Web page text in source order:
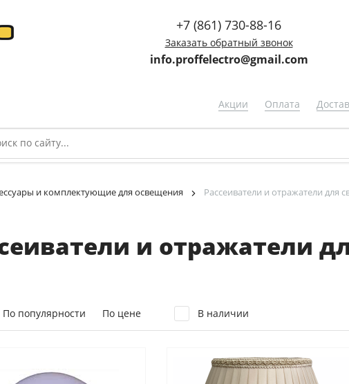
+7 (861) 730-88-16
Заказать обратный звонок
info.proffelectro@gmail.com
Акции Оплата
и комплектующие для освещения Рассеиватели и отражатели для
и отражатели
По популярности По цене В наличии